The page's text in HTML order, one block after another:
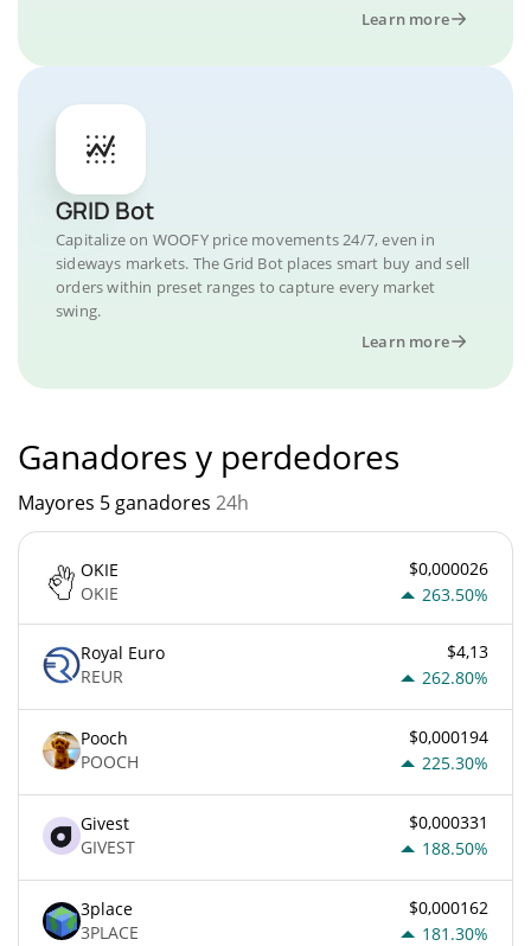
Learn more
GRID Bot
Capitalize on WOOFY price movements 24/7, even in
sideways markets. The Grid Bot places smart buy and sell
orders within preset ranges to capture every market
swing.
Learn more
Ganadores y perdedores
Mayores 5 ganadores 24h
OKIE
OKIE
$0,000026
263.50%
Royal Euro
REUR
$4,13
262.80%
Pooch
POOCH
$0,000194
225.30%
Givest
GIVEST
$0,000331
188.50%
3place
3PLACE
$0,000162
181.30%